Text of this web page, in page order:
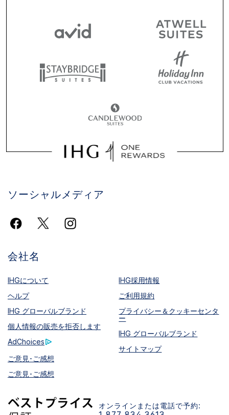
ソーシャルメディア
会社名
IHGについて
IHG採用情報
ヘルプ
ご利用規約
IHG グローバルブランド
プライバシー＆クッキーセンタ
ー
個人情報の販売を拒否します
IHG グローバルブランド
AdChoices
サイトマップ
ご意見･ご感想
ご意見･ご感想
オンラインまたは電話で予約: